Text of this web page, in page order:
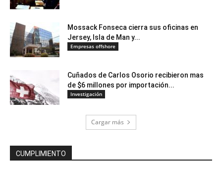
Mossack Fonseca cierra sus oficinas en
Jersey, Isla de Man y...
Empresas offshore
Cuñados de Carlos Osorio recibieron mas
de $6 millones por importación...
Investigación
Cargar más
CUMPLIMIENTO